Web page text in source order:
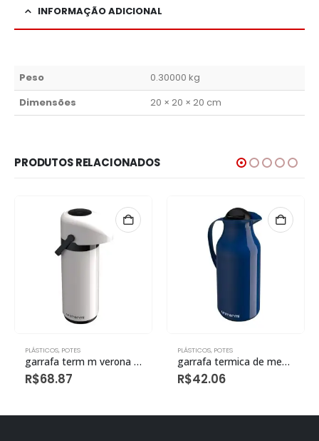
INFORMAÇÃO ADICIONAL
Peso
0.30000 kg
Dimensões
20 × 20 × 20 cm
PRODUTOS RELACIONADOS
PLÁSTICOS, POTES
garrafa term m verona pressao 1,0l branca eco
R$68.87
PLÁSTICOS, POTES
garrafa termica de mesa siena 1,0l azul eco
R$42.06